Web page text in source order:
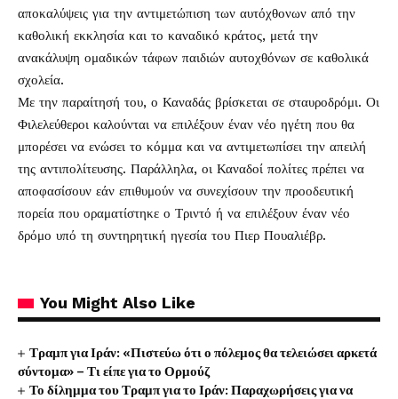
αποκαλύψεις για την αντιμετώπιση των αυτόχθονων από την
καθολική εκκλησία και το καναδικό κράτος, μετά την
ανακάλυψη ομαδικών τάφων παιδιών αυτοχθόνων σε καθολικά
σχολεία.
Με την παραίτησή του, ο Καναδάς βρίσκεται σε σταυροδρόμι. Οι
Φιλελεύθεροι καλούνται να επιλέξουν έναν νέο ηγέτη που θα
μπορέσει να ενώσει το κόμμα και να αντιμετωπίσει την απειλή
της αντιπολίτευσης. Παράλληλα, οι Καναδοί πολίτες πρέπει να
αποφασίσουν εάν επιθυμούν να συνεχίσουν την προοδευτική
πορεία που οραματίστηκε ο Τριντό ή να επιλέξουν έναν νέο
δρόμο υπό τη συντηρητική ηγεσία του Πιερ Πουαλιέβρ.
You Might Also Like
Τραμπ για Ιράν: «Πιστεύω ότι ο πόλεμος θα τελειώσει αρκετά
σύντομα» – Τι είπε για το Ορμούζ
Το δίλημμα του Τραμπ για το Ιράν: Παραχωρήσεις για να